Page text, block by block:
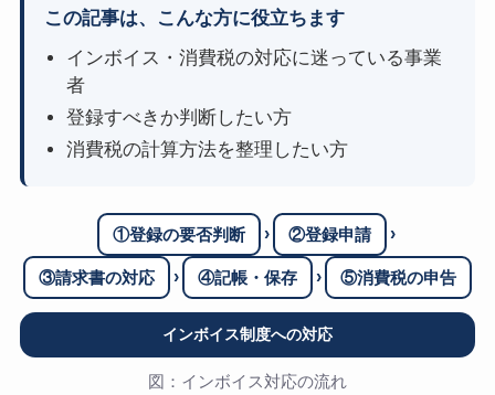
この記事は、こんな方に役立ちます
インボイス・消費税の対応に迷っている事業
者
登録すべきか判断したい方
消費税の計算方法を整理したい方
①登録の要否判断 › ②登録申請 ›
③請求書の対応 › ④記帳・保存 › ⑤消費税の申告
インボイス制度への対応
図：インボイス対応の流れ